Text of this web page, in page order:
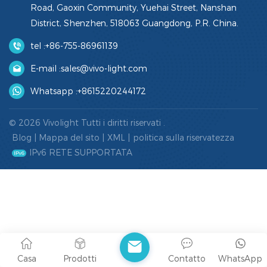
Road, Gaoxin Community, Yuehai Street, Nanshan
District, Shenzhen, 518063 Guangdong, P.R. China.
tel :+86-755-86961139
E-mail :sales@vivo-light.com
Whatsapp :+8615220244172
© 2026 Vivolight Tutti i diritti riservati .
Blog
Mappa del sito XML
politica sulla riservatezza
IPv6 RETE SUPPORTATA
Casa Prodotti WhatsApp
Contatto